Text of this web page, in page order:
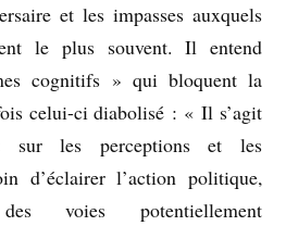
et les impasses auxquels
le plus souvent. Il entend
cognitifs » qui bloquent la
celui-ci diabolisé : « Il s’agit
les perceptions et les
d’éclairer l’action politique,
voies potentiellement